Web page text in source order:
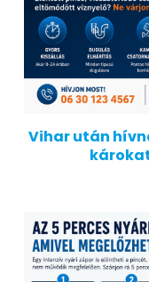
Vihar után